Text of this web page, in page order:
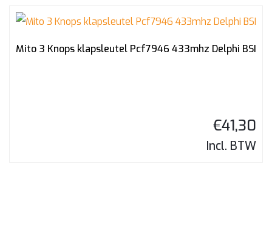
Mito 3 Knops klapsleutel Pcf7946 433mhz Delphi BSI
€41,30
Incl. BTW